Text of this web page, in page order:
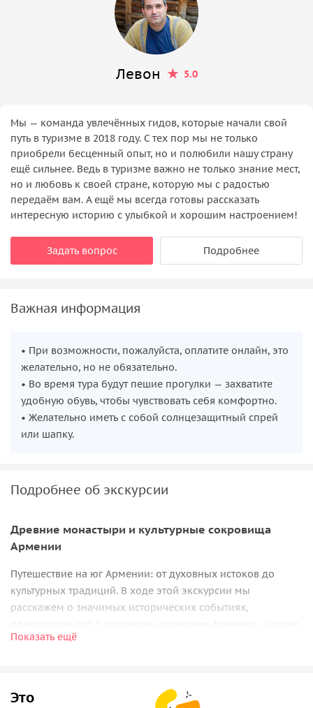
Левон 5.0
Мы — команда увлечённых гидов, которые начали свой
путь в туризме в 2018 году. С тех пор мы не только
приобрели бесценный опыт, но и полюбили нашу страну
ещё сильнее. Ведь в туризме важно не только знание мест,
но и любовь к своей стране, которую мы с радостью
передаём вам. А ещё мы всегда готовы рассказать
интересную историю с улыбкой и хорошим настроением!
Задать вопрос Подробнее
Важная информация
• При возможности, пожалуйста, оплатите онлайн, это
желательно, но не обязательно.
• Во время тура будут пешие прогулки — захватите
удобную обувь, чтобы чувствовать себя комфортно.
• Желательно иметь с собой солнцезащитный спрей
или шапку.
Подробнее об экскурсии
Древние монастыри и культурные сокровища
Армении
Путешествие на юг Армении: от духовных истоков до
культурных традиций. В ходе этой экскурсии мы
расскажем о значимых исторических событиях,
погрузим в атмосферу местных традиций и обычаев.
ощутить всю глубину армянской истории и культуры.
Показать ещё
Это